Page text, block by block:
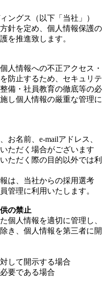
ングス（以下「当社」）
針を定め、個人情報保護の
を推進致します。
人情報への不正アクセス・
防止するため、セキュリテ
備・社員教育の徹底等の必
し個人情報の厳重な管理に
お名前、e-mailアドレス、
ただく場合がございます
ただく際の目的以外では利
は、当社からの採用選考
管理に利用いたします。
の禁止
個人情報を適切に管理し、
き、個人情報を第三者に開
して開示する場合
要である場合